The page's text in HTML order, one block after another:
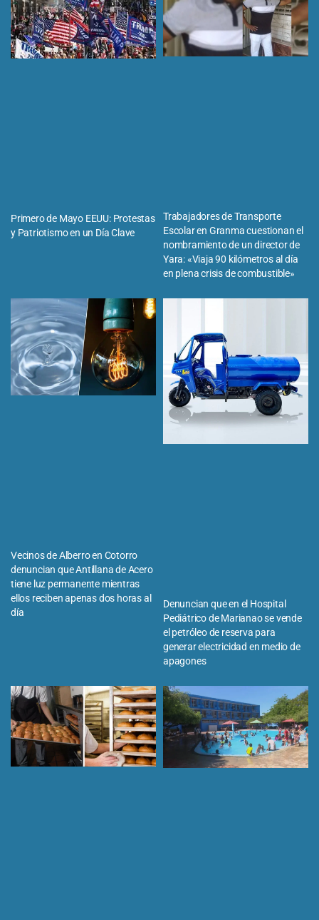
Primero de Mayo EEUU: Protestas
y Patriotismo en un Día Clave
Trabajadores de Transporte
Escolar en Granma cuestionan el
nombramiento de un director de
Yara: «Viaja 90 kilómetros al día
en plena crisis de combustible»
Vecinos de Alberro en Cotorro
denuncian que Antillana de Acero
tiene luz permanente mientras
ellos reciben apenas dos horas al
día
Denuncian que en el Hospital
Pediátrico de Marianao se vende
el petróleo de reserva para
generar electricidad en medio de
apagones